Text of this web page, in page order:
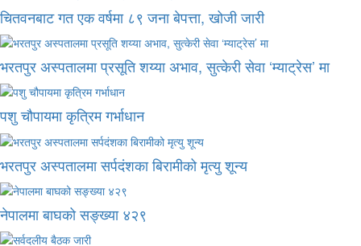
चितवनबाट गत एक वर्षमा ८९ जना बेपत्ता, खोजी जारी
भरतपुर अस्पतालमा प्रसूति शय्या अभाव, सुत्केरी सेवा ‘म्याट्रेस’ मा
पशु चौपायमा कृत्रिम गर्भाधान
भरतपुर अस्पतालमा सर्पदंशका बिरामीको मृत्यु शून्य
नेपालमा बाघको सङ्ख्या ४२९